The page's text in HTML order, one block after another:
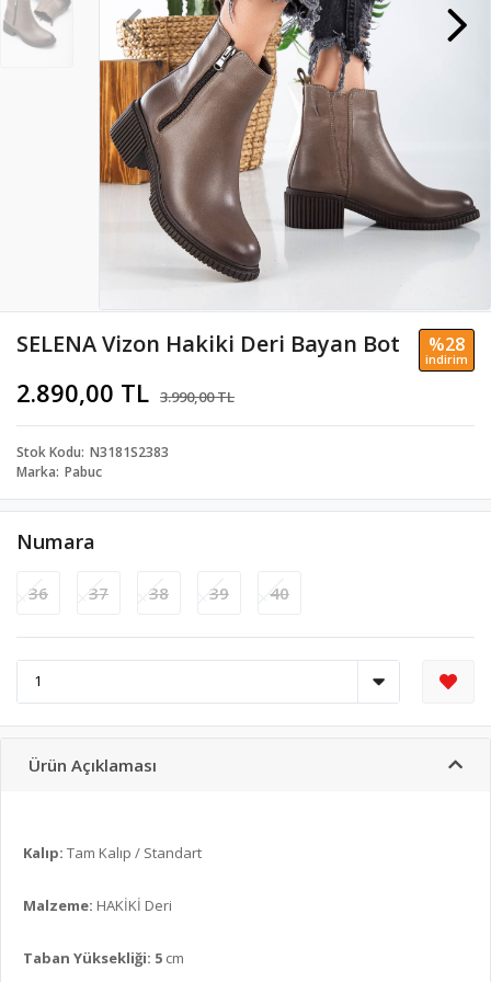
SELENA Vizon Hakiki Deri Bayan Bot
2.890,00 TL 3.990,00 TL
%28
i̇ndi̇ri̇m
Stok Kodu N3181S2383
Marka Pabuc
Numara
36 37 38 39 40
Ürün Açıklaması
Kalıp: Tam Kalıp / Standart
Malzeme: HAKİKİ Deri
Taban Yüksekliği: 5 cm